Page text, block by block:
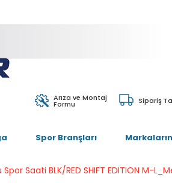
Sipariş
Arıza ve Montaj
Formu
Spor Branşları
Saati BLK/RED SHIFT EDITION M-